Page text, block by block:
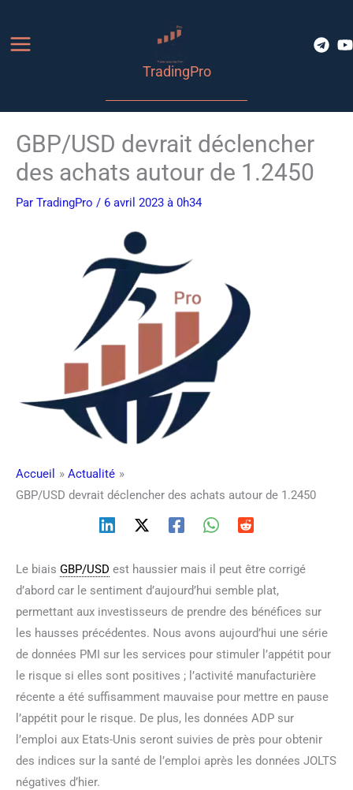
contenu
TradingPro
GBP/USD devrait déclencher
des achats autour de 1.2450
Par TradingPro / 6 avril 2023 à 0h34
Accueil
Actualité
GBP/USD devrait déclencher des achats autour de 1.2450
Le biais GBP/USD est haussier mais il peut être corrigé
d’abord car le sentiment d’aujourd’hui semble plat,
permettant aux investisseurs de prendre des bénéfices sur
les hausses précédentes. Nous avons aujourd’hui une série
de données PMI sur les services pour stimuler l’appétit pour
le risque si elles sont positives ; l’activité manufacturière
récente a été suffisamment mauvaise pour mettre en pause
l’appétit pour le risque. De plus, les données ADP sur
l’emploi aux Etats-Unis seront suivies de près pour obtenir
des indices sur la santé de l’emploi après les données JOLTS
négatives d’hier.